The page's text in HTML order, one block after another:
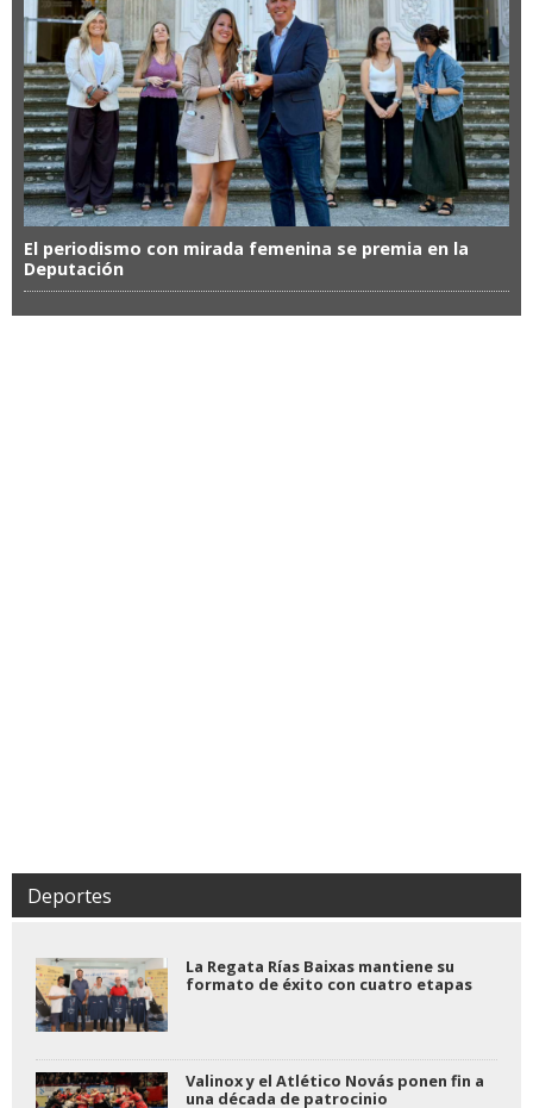
El periodismo con mirada femenina se premia en la
Deputación
Deportes
La Regata Rías Baixas mantiene su
formato de éxito con cuatro etapas
Valinox y el Atlético Novás ponen fin a
una década de patrocinio